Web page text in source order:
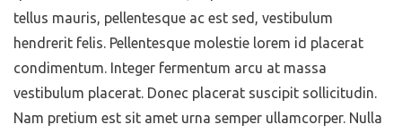
tellus mauris, pellentesque ac est sed, vestibulum
hendrerit felis. Pellentesque molestie lorem id placerat
condimentum. Integer fermentum arcu at massa
vestibulum placerat. Donec placerat suscipit sollicitudin.
Nam pretium est sit amet urna semper ullamcorper. Nulla